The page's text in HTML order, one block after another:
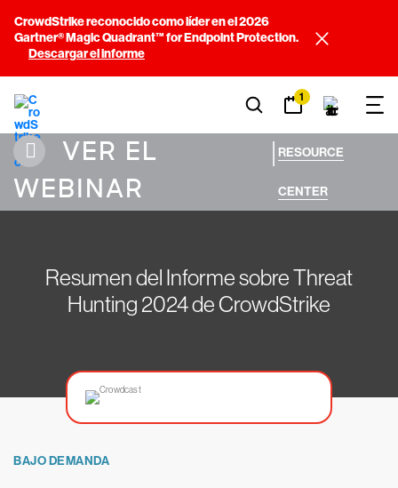
CrowdStrike reconocido como líder en el 2026
Gartner® Magic Quadrant™ for Endpoint Protection.
Descargar el informe
1
VER EL
WEBINAR
| RESOURCE
CENTER
Resumen del Informe sobre Threat
Hunting 2024 de CrowdStrike
BAJO DEMANDA